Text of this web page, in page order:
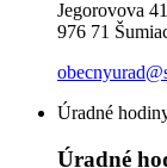
Jegorovova
976 71
Úradné
Úradné